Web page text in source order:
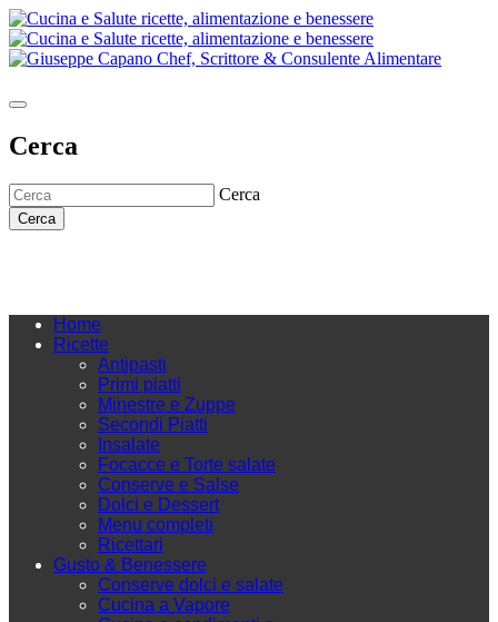
Cerca
Cerca
Cerca
Home
Ricette
Antipasti
Primi piatti
Minestre e Zuppe
Secondi Piatti
Insalate
Focacce e Torte salate
Conserve e Salse
Dolci e Dessert
Menu completi
Ricettari
Gusto & Benessere
Conserve dolci e salate
Cucina a Vapore